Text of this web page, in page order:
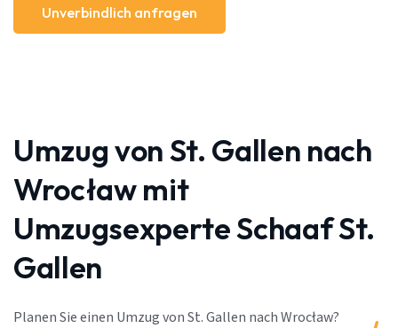
Unverbindlich anfragen
Umzug von St. Gallen nach
Wrocław mit
Umzugsexperte Schaaf St.
Gallen
Planen Sie einen Umzug von St. Gallen nach Wrocław?